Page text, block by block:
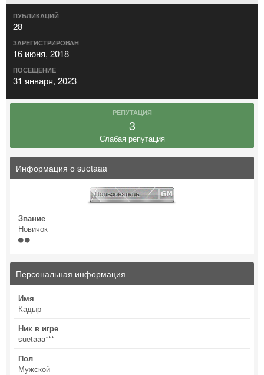
ПУБЛИКАЦИЙ
28
ЗАРЕГИСТРИРОВАН
16 июня, 2018
ПОСЕЩЕНИЕ
31 января, 2023
РЕПУТАЦИЯ
3
Слабая репутация
Информация о suetaaa
Звание
Новичок
Персональная информация
Имя
Кадыр
Ник в игре
suetaaa***
Пол
Мужской